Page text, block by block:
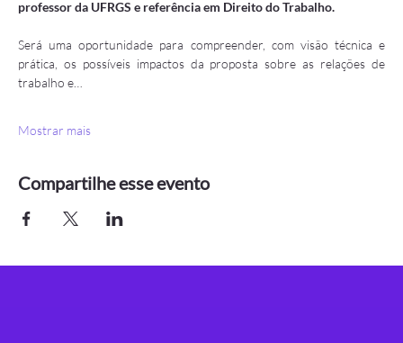
professor da UFRGS e referência em Direito do Trabalho.
Será uma oportunidade para compreender, com visão técnica e
prática, os possíveis impactos da proposta sobre as relações de
trabalho e…
Mostrar mais
Compartilhe esse evento